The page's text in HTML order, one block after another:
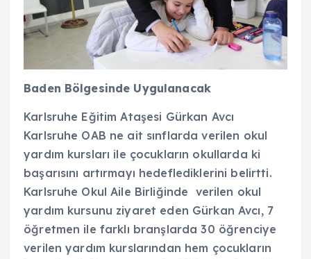
Baden Bölgesinde Uygulanacak
Karlsruhe Eğitim Ataşesi Gürkan Avcı
Karlsruhe OAB ne ait sınflarda verilen okul
yardım kursları ile çocukların okullarda ki
başarısını artırmayı hedeflediklerini belirtti.
Karlsruhe Okul Aile Birliğinde verilen okul
yardım kursunu ziyaret eden Gürkan Avcı, 7
öğretmen ile farklı branşlarda 30 öğrenciye
verilen yardım kurslarından hem çocukların